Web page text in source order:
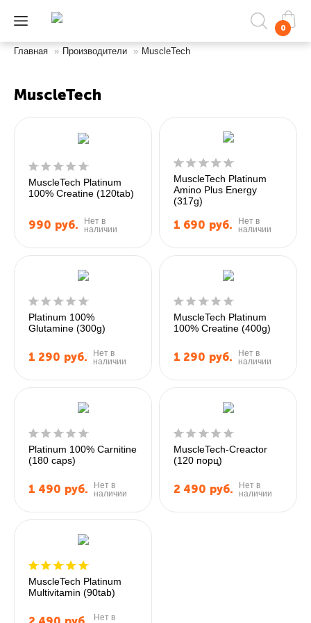
0
Главная » Производители » MuscleTech
MuscleTech
MuscleTech Platinum
100% Creatine (120tab)
990 руб.
Нет в
наличии
MuscleTech Platinum
Amino Plus Energy
(317g)
1 690 руб.
Нет в
наличии
Platinum 100%
Glutamine (300g)
1 290 руб.
Нет в
наличии
MuscleTech Platinum
100% Creatine (400g)
1 290 руб.
Нет в
наличии
Platinum 100% Carnitine
(180 caps)
1 490 руб.
Нет в
наличии
MuscleTech-Creactor
(120 порц)
2 490 руб.
Нет в
наличии
MuscleTech Platinum
Multivitamin (90tab)
Нет в